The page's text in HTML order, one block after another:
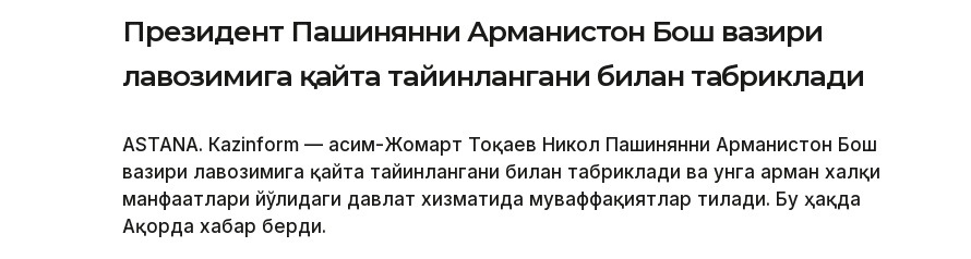
Президент Пашинянни Арманистон Бош вазири
лавозимига қайта тайинлангани билан табриклади
ASTANА. Кazinform — Қасим-Жомарт Тоқаев Никол Пашинянни Арманистон Бош
вазири лавозимига қайта тайинлангани билан табриклади ва унга арман халқи
манфаатлари йўлидаги давлат хизматида муваффақиятлар тилади. Бу ҳақда
Ақорда хабар берди.